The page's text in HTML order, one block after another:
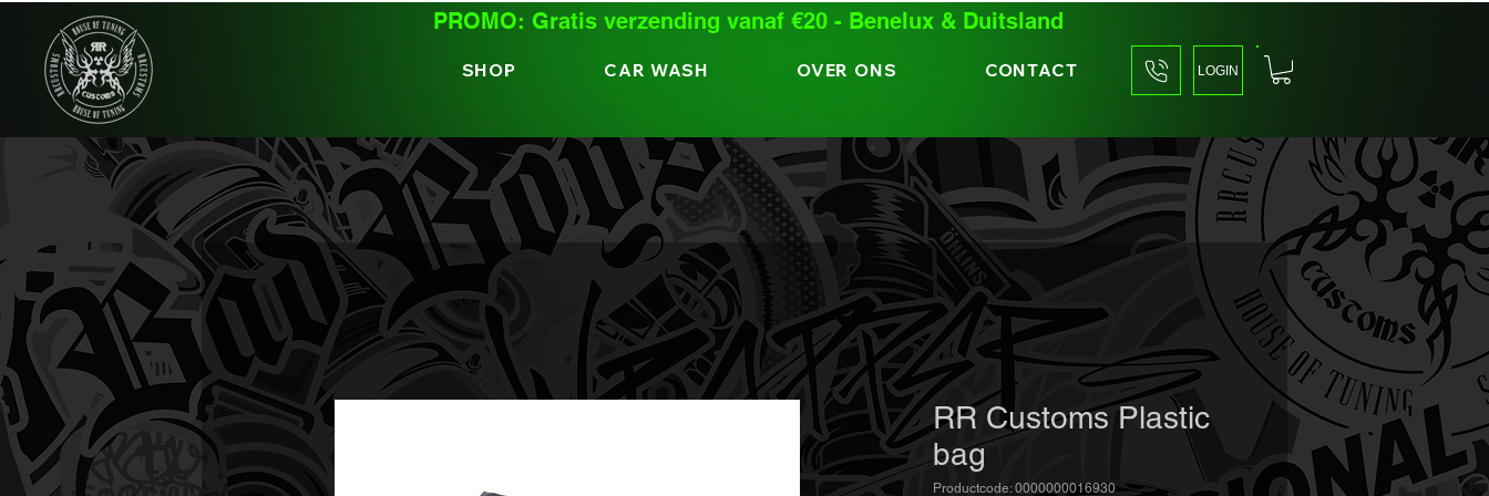
SHOP CAR WASH OVER ONS CONTACT LOGIN
PROMO: Gratis verzending vanaf €20 - Benelux & Duitsland
RR Customs Plastic
bag
Productcode: 0000000016930